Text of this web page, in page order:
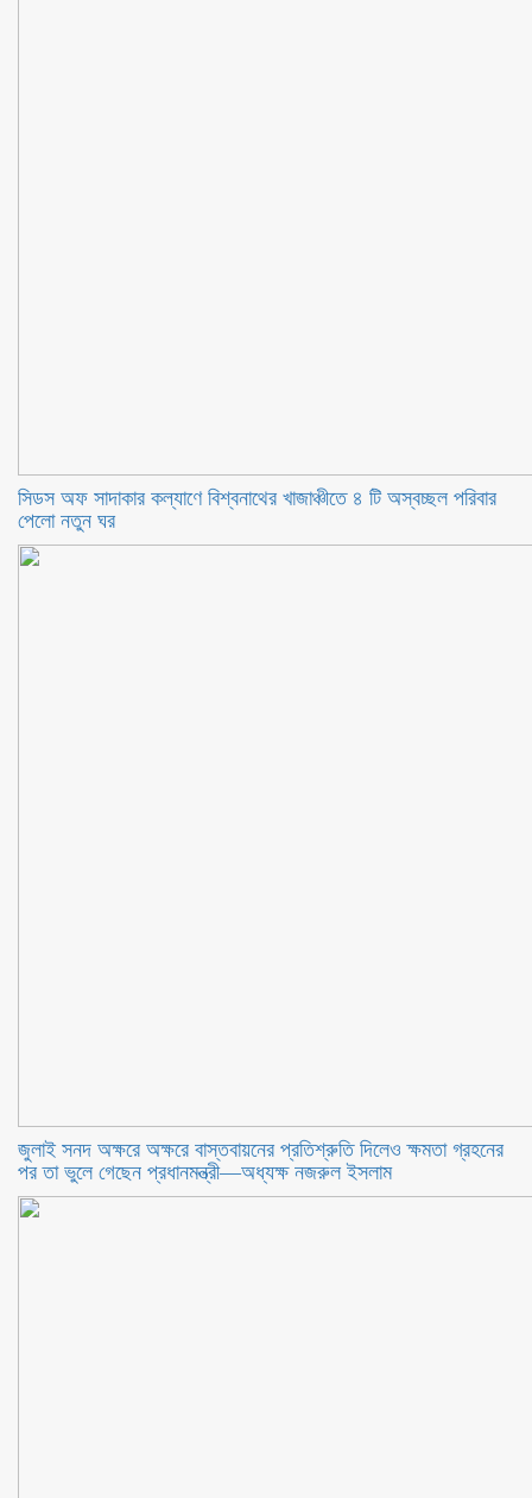
সিডস অফ সাদাকার কল্যাণে বিশ্বনাথের খাজাঞ্চীতে ৪ টি অস্বচ্ছল পরিবার
পেলো নতুন ঘর
জুলাই সনদ অক্ষরে অক্ষরে বাস্তবায়নের প্রতিশ্রুতি দিলেও ক্ষমতা গ্রহনের
পর তা ভুলে গেছেন প্রধানমন্ত্রী—অধ্যক্ষ নজরুল ইসলাম